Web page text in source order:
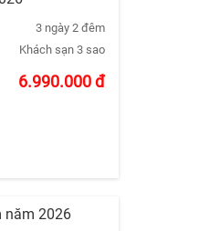
3 ngày 2 đêm
Khách sạn 3 sao
6.990.000đ
năm 2026